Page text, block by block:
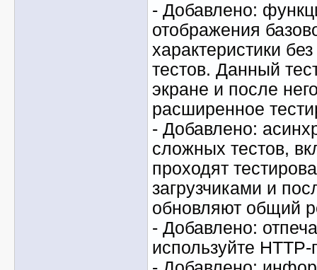
- Добавлено:
отображения
характеристики
тестов. Данный
экране и после
расширенное
- Добавлено:
сложных тестов,
проходят
загрузчиками и
обновляют общий
- Добавлено:
используйте HTTP-